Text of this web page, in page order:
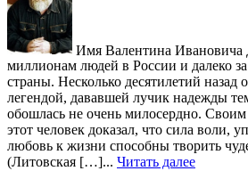
Имя Валентина Ивановича
миллионам людей в России и далеко
страны. Несколько десятилетий назад
легендой, дававшей лучик надежды
обошлась не очень милосердно.
этот человек доказал, что сила воли,
любовь к жизни способны творить
(Литовская […]... Читать далее